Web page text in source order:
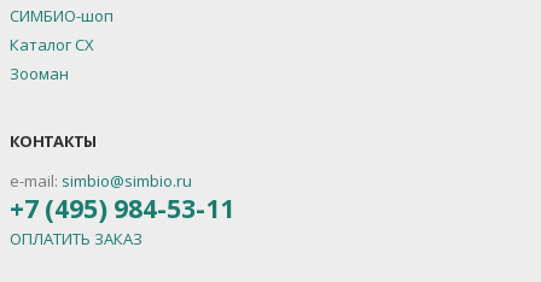
СИМБИО-шоп
Каталог СХ
Зооман
КОНТАКТЫ
e-mail: simbio@simbio.ru
+7 (495) 984-53-11
ОПЛАТИТЬ ЗАКАЗ